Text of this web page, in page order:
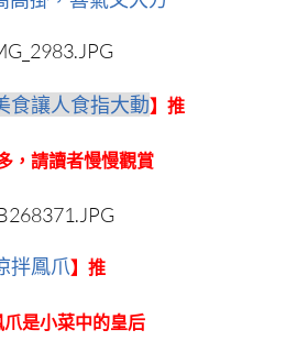
食讓人食指大動】推
，請讀者慢慢觀賞
拌鳳爪】推
爪是小菜中的皇后